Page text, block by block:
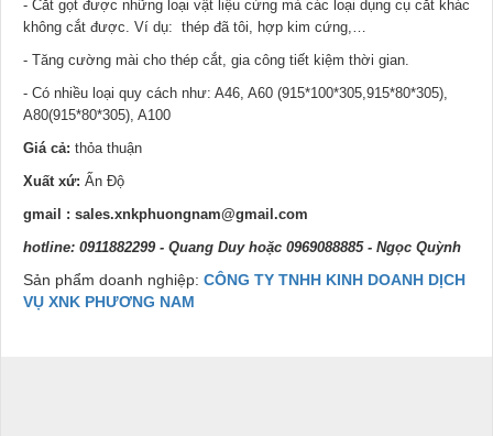
- Cắt gọt được những loại vật liệu cứng mà các loại dụng cụ cắt khác
không cắt được. Ví dụ: thép đã tôi, hợp kim cứng,…
- Tăng cường mài cho thép cắt, gia công tiết kiệm thời gian.
- Có nhiều loại quy cách như: A46, A60 (915*100*305,915*80*305),
A80(915*80*305), A100
Giá cả: thỏa thuận
Xuất xứ: Ấn Độ
gmail : sales.xnkphuongnam@gmail.com
hotline: 0911882299 - Quang Duy hoặc 0969088885 - Ngọc Quỳnh
Sản phẩm doanh nghiệp: CÔNG TY TNHH KINH DOANH DỊCH
VỤ XNK PHƯƠNG NAM